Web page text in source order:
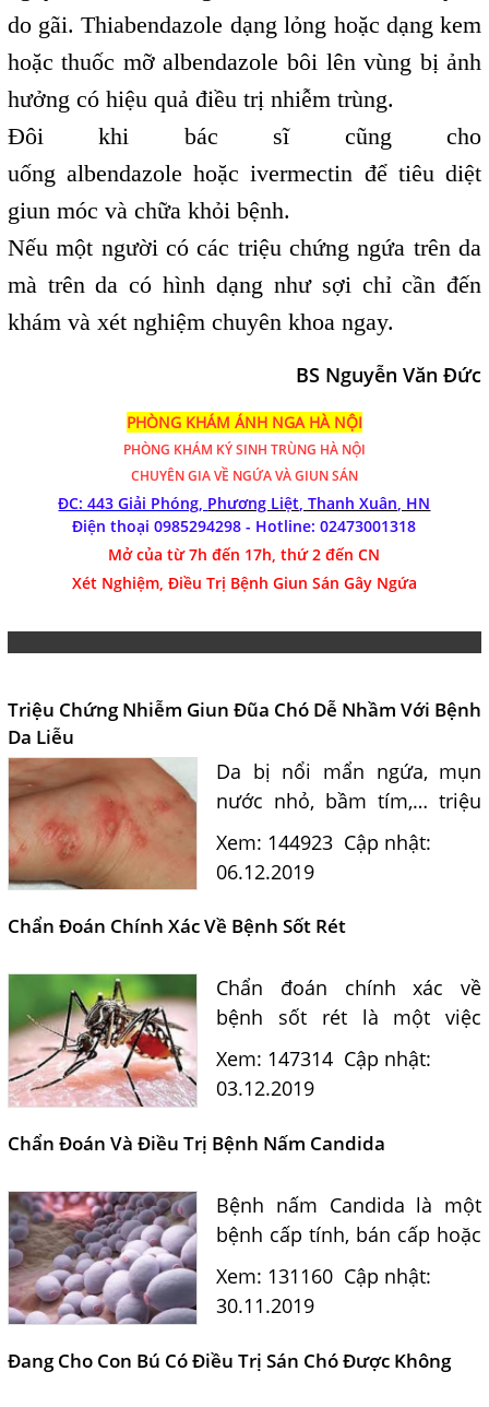
do gãi. Thiabendazole dạng lỏng hoặc dạng kem
hoặc thuốc mỡ albendazole bôi lên vùng bị ảnh
hưởng có hiệu quả điều trị nhiễm trùng.
Đôi khi bác sĩ cũng cho
uống albendazole hoặc ivermectin để tiêu diệt
giun móc và chữa khỏi bệnh.
Nếu một người có các triệu chứng ngứa trên da
mà trên da có hình dạng như sợi chỉ cần đến
khám và xét nghiệm chuyên khoa ngay.
BS Nguyễn Văn Đức
PHÒNG KHÁM ÁNH NGA HÀ NỘI
PHÒNG KHÁM KÝ SINH TRÙNG HÀ NỘI
CHUYÊN GIA VỀ NGỨA VÀ GIUN SÁN
ĐC: 443 Giải Phóng, Phương Liệt, Thanh Xuân, HN
Điện thoại 0985294298 - Hotline:02473001318
Mở của từ 7h đến 17h, thứ 2 đến CN
Xét Nghiệm, Điều Trị Bệnh Giun Sán Gây Ngứa
Triệu Chứng Nhiễm Giun Đũa Chó Dễ Nhầm Với Bệnh
Da Liễu
Da bị nổi mẩn ngứa, mụn
nước nhỏ, bầm tím,… triệu
chứng giống hệt các bệnh
da liễu, nhưng khi đi khám
khi bác sĩ kết luận...
Xem: 144923 Cập nhật:
06.12.2019
Chẩn Đoán Chính Xác Về Bệnh Sốt Rét
Chẩn đoán chính xác về
bệnh sốt rét là một việc
quan trọng vì giúp phát hiện
bệnh sớm, chọn lựa thuốc
bệnh diễn tiến nặng dẫn...
Xem: 147314 Cập nhật:
03.12.2019
Chẩn Đoán Và Điều Trị Bệnh Nấm Candida
Bệnh nấm Candida là một
bệnh cấp tính, bán cấp hoặc
mạn tính do nấm men thuộc
giống Candida, hầu hết
albicans....
Xem: 131160 Cập nhật:
30.11.2019
Đang Cho Con Bú Có Điều Trị Sán Chó Được Không
Một Số Điều Cần Biết Về Ký Sinh Trùng Demodex Trên Da
Người
Nguyên Nhân Và Tác Hại Của Bệnh Giun Chỉ Bạch Huyết
Chẩn Đoán Và Điều Trị Bệnh Echinococcus